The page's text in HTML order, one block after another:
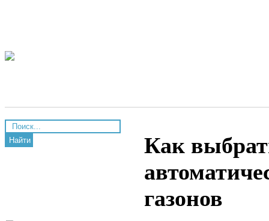
Найти
Как
газонов